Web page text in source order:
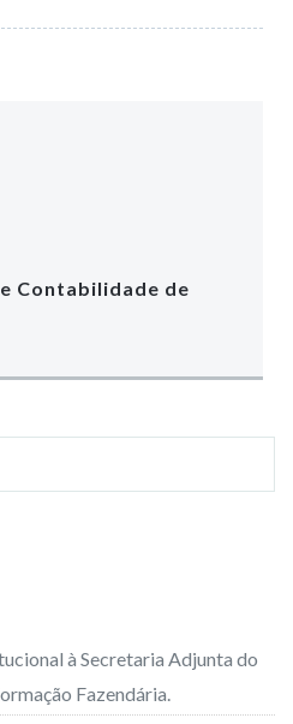
Contabilidade de
à Secretaria Adjunta do
Fazendária.